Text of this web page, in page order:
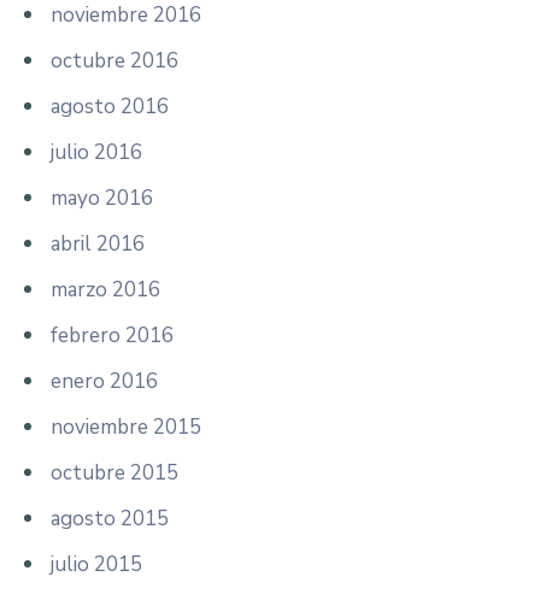
noviembre 2016
octubre 2016
agosto 2016
julio 2016
mayo 2016
abril 2016
marzo 2016
febrero 2016
enero 2016
noviembre 2015
octubre 2015
agosto 2015
julio 2015